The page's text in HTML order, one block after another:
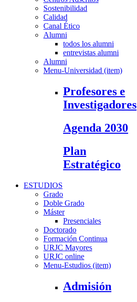
Sostenibilidad
Calidad
Canal Ético
Alumni
todos los alumni
entrevistas alumni
Alumni
Menu-Universidad (item)
Profesores e
Investigadores
Agenda 2030
Plan
Estratégico
ESTUDIOS
Grado
Doble Grado
Máster
Presenciales
Doctorado
Formación Continua
URJC Mayores
URJC online
Menu-Estudios (item)
Admisión